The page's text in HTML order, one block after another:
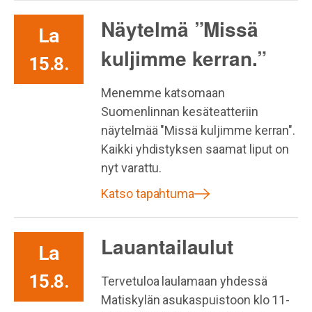
La
15.8.
Näytelmä ”Missä
kuljimme kerran.”
Menemme katsomaan
Suomenlinnan kesäteatteriin
näytelmää "Missä kuljimme kerran".
Kaikki yhdistyksen saamat liput on
nyt varattu.
Katso tapahtuma
La
15.8.
Lauantailaulut
Tervetuloa laulamaan yhdessä
Matiskylän asukaspuistoon klo 11-